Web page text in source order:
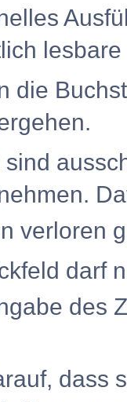
lesbare
die
verloren
darf
des
dass